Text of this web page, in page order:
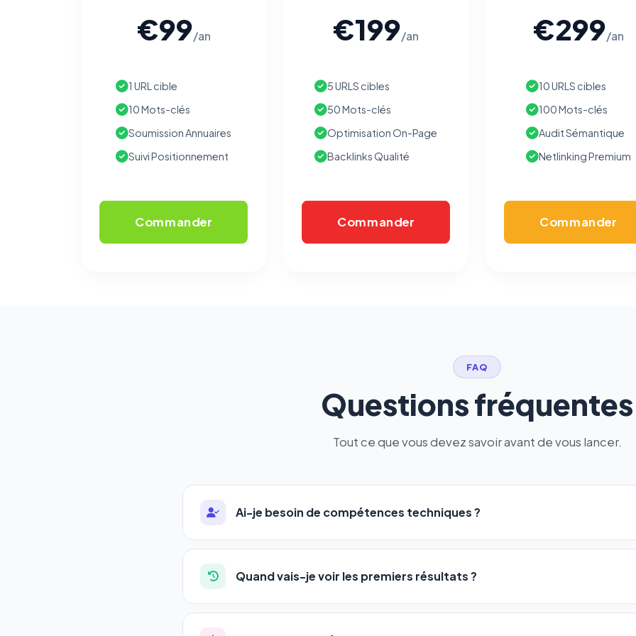
€99/an
1 URL cible
10 Mots-clés
Soumission Annuaires
Suivi Positionnement
Commander
€199/an
5 URLS cibles
50 Mots-clés
Optimisation On-Page
Backlinks Qualité
Commander
€299/an
10 URLS cibles
100 Mots-clés
Audit Sémantique
Netlinking Premium
Commander
FAQ
Questions fréquentes
Tout ce que vous devez savoir avant de vous lancer.
Ai-je besoin de compétences techniques ?
Absolument pas. Notre logiciel a été conçu pour être accessible àtous les profils:
auto-entrepreneurs, PME ou agences. Pas de code, pas de configuration complexe —
l'adresse de votre site, décrivez votre activité, et le logiciel gère tout en automatique
Quand vais-je voir les premiers résultats ?
La plupart de nos utilisateurs observent une amélioration de leur positionnement en4